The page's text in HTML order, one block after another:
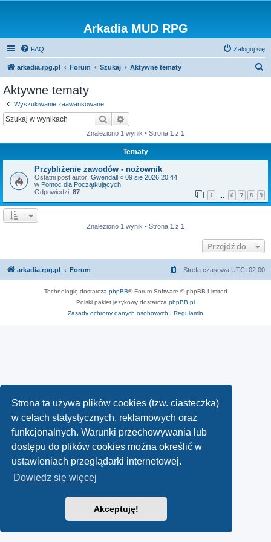
Strona ta używa plików cookies (tzw. ciasteczka)
w celach statystycznych, reklamowych oraz
funkcjonalnych. Warunki przechowywania lub
dostępu do plików cookies można określić w
ustawieniach przeglądarki internetowej.
Dowiedz się więcej
Akceptuję!
Arkadia MUD RPG
FAQ Zaloguj się
arkadia.rpg.pl Forum Szukaj Aktywne tematy
Aktywne tematy
Wyszukiwanie zaawansowane
Szukaj
Znaleziono 1 wynik • Strona 1 z 1
Tematy
Przybliżenie zawodów - nożownik
Ostatni post autor: Gwendall « 09 sie 2026 20:44
w Pomoc dla Początkujących
Odpowiedzi: 87 1 6 7 8 9
Znaleziono 1 wynik • Strona 1 z 1
Przejdź do
arkadia.rpg.pl Forum Strefa czasowa UTC+02:00
Technologię dostarcza phpBB® Forum Software © phpBB Limited
Polski pakiet językowy dostarcza phpBB.pl
Zasady ochrony danych osobowych | Regulamin